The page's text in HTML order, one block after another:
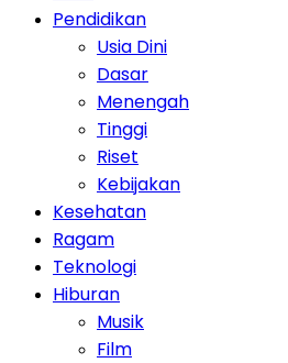
Pendidikan
Usia Dini
Dasar
Menengah
Tinggi
Riset
Kebijakan
Kesehatan
Ragam
Teknologi
Hiburan
Musik
Film